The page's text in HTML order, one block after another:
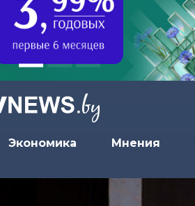
Экономика Мнения